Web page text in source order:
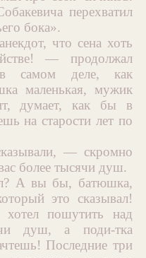
перехватил
бока».
что сена хоть
— продолжал
деле, как
маленькая, мужик
думает, как бы в
на старости лет по
— скромно
более тысячи душ.
А вы бы, батюшка,
это сказывал!
пошутить над
душ, а поди-тка
Последние три